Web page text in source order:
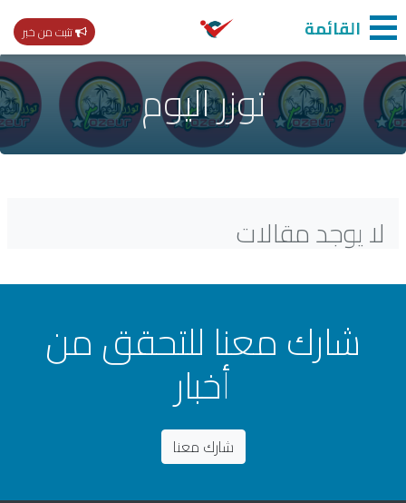
القائمة تثبت من خبر
توزر اليوم
لا يوجد مقالات
شارك معنا للتحقق من
أخبار
شارك معنا